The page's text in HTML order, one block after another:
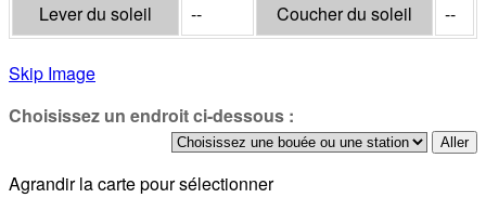
Lever du soleil -- Coucher du soleil --
Skip Image
Choisissez un endroit ci-dessous :
Agrandir la carte pour sélectionner